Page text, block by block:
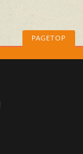
PAGETOP